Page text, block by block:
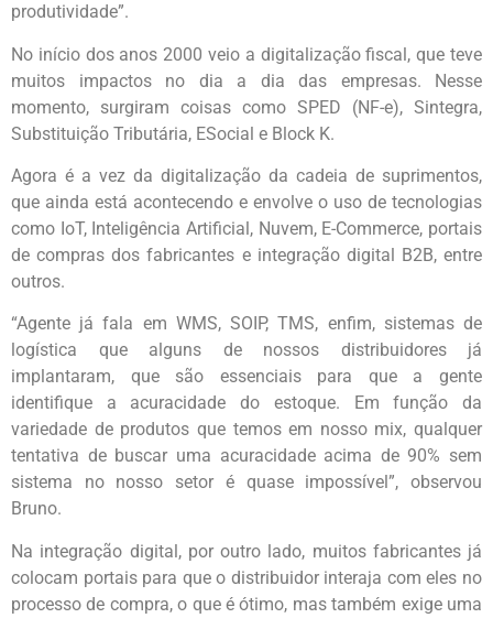
produtividade”.
No início dos anos 2000 veio a digitalização fiscal, que teve
muitos impactos no dia a dia das empresas. Nesse
momento, surgiram coisas como SPED (NF-e), Sintegra,
Substituição Tributária, ESocial e Block K.
Agora é a vez da digitalização da cadeia de suprimentos,
que ainda está acontecendo e envolve o uso de tecnologias
como IoT, Inteligência Artificial, Nuvem, E-Commerce, portais
de compras dos fabricantes e integração digital B2B, entre
outros.
“Agente já fala em WMS, SOIP, TMS, enfim, sistemas de
logística que alguns de nossos distribuidores já
implantaram, que são essenciais para que a gente
identifique a acuracidade do estoque. Em função da
variedade de produtos que temos em nosso mix, qualquer
tentativa de buscar uma acuracidade acima de 90% sem
sistema no nosso setor é quase impossível”, observou
Bruno.
Na integração digital, por outro lado, muitos fabricantes já
colocam portais para que o distribuidor interaja com eles no
processo de compra, o que é ótimo, mas também exige uma